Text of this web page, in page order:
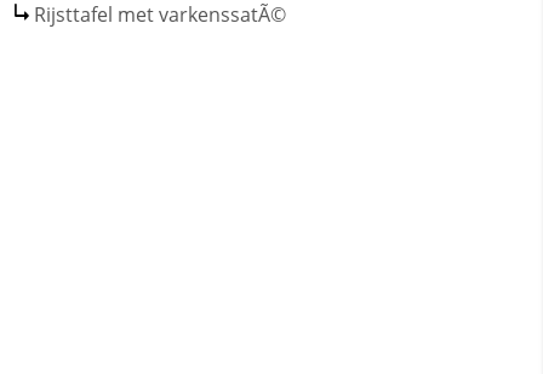
Rijsttafel met varkenssatÃ©